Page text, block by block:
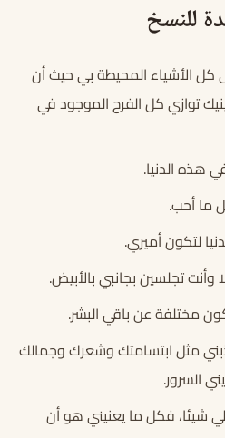
للنسخ
الأشياء المحيطة بي حيث أن
توازي كل الفرح الموجود في
هذه الدنيا.
ما أحب.
لتكون أميري.
وأنت تجلسين بجانبي بالأبيض.
مختلفة عن باقي البشر.
مثل ابتسامتك وشعرك وجمالك
السرور.
شيئا، فكل ما يعنيني هو أن